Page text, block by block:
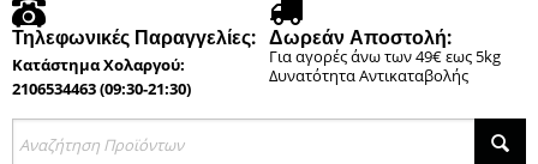
Τηλεφωνικές Παραγγελίες:
Κατάστημα Χολαργού:
2106534463 (09:30-21:30)
Δωρεάν Αποστολή:
Για αγορές άνω των 49€ εως 5kg
Δυνατότητα Αντικαταβολής